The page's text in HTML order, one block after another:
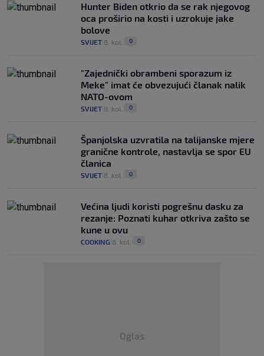
Hunter Biden otkrio da se rak njegovog
oca proširio na kosti i uzrokuje jake
bolove
SVIJET 8. kol. 0
"Zajednički obrambeni sporazum iz
Meke" imat će obvezujući članak nalik
NATO-ovom
SVIJET 8. kol. 0
Španjolska uzvratila na talijanske mjere
granične kontrole, nastavlja se spor EU
članica
SVIJET 8. kol. 0
Većina ljudi koristi pogrešnu dasku za
rezanje: Poznati kuhar otkriva zašto se
kune u ovu
COOKING 8. kol. 0
Oglas